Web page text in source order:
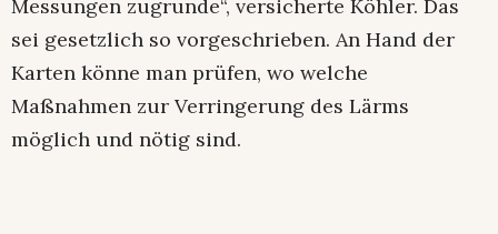
Messungen zugrunde“, versicherte Köhler. Das
sei gesetzlich so vorgeschrieben. An Hand der
Karten könne man prüfen, wo welche
Maßnahmen zur Verringerung des Lärms
möglich und nötig sind.